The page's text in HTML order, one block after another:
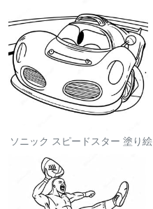
ソニック スピードスター 塗り絵